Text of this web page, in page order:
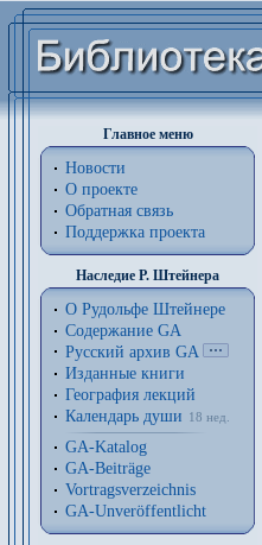
Главное меню
Новости
О проекте
Обратная связь
Поддержка проекта
Наследие Р. Штейнера
О Рудольфе Штейнере
Содержание GA
Русский архив GA
Изданные книги
География лекций
Календарь души
18 нед.
GA-Katalog
GA-Beiträge
Vortragsverzeichnis
GA-Unveröffentlicht